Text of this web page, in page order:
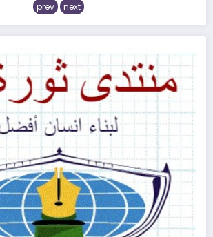
(غرفة النقد الأدبي)
prev next